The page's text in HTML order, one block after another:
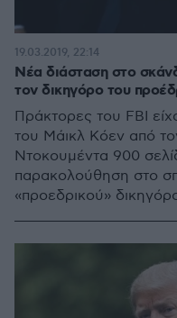
Νέα διάσταση στο
τον δικηγόρο του
Πράκτορες του FBI
του Μάικλ Κόεν από
Ντοκουμέντα 900
παρακολούθηση στο
«προεδρικού»
19.03.2019, 22:14